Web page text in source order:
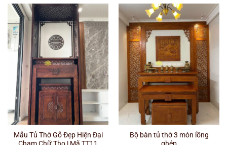
Mẫu Tủ Thờ Gỗ Đẹp Hiện Đại
Chạm Chữ Thọ | Mã TT11
Bộ bàn tủ thờ 3 món lồng
ghép